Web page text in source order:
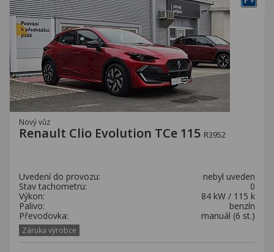
Nový vůz
Renault Clio Evolution TCe 115 R3952
Uvedení do provozu:
nebyl uveden
Stav tachometru:
0
Výkon:
84 kW / 115 k
Palivo:
benzín
Převodovka:
manuál (6 st.)
Záruka výrobce